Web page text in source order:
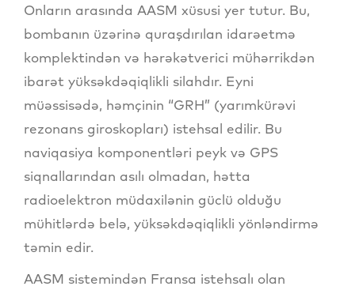
Onların arasında AASM xüsusi yer tutur. Bu,
bombanın üzərinə quraşdırılan idarəetmə
komplektindən və hərəkətverici mühərrikdən
ibarət yüksəkdəqiqlikli silahdır. Eyni
müəssisədə, həmçinin “GRH” (yarımkürəvi
rezonans giroskopları) istehsal edilir. Bu
naviqasiya komponentləri peyk və GPS
siqnallarından asılı olmadan, hətta
radioelektron müdaxilənin güclü olduğu
mühitlərdə belə, yüksəkdəqiqlikli yönləndirmə
təmin edir.
AASM sistemindən Fransa istehsalı olan